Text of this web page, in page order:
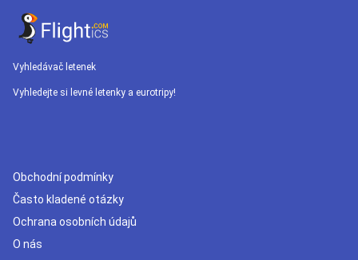
Vyhledávač letenek
Vyhledejte si levné letenky a eurotripy!
Obchodní podmínky
Často kladené otázky
Ochrana osobních údajů
O nás